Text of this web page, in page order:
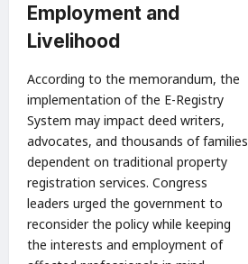
Employment and
Livelihood
According to the memorandum, the
implementation of the E-Registry
System may impact deed writers,
advocates, and thousands of families
dependent on traditional property
registration services. Congress
leaders urged the government to
reconsider the policy while keeping
the interests and employment of